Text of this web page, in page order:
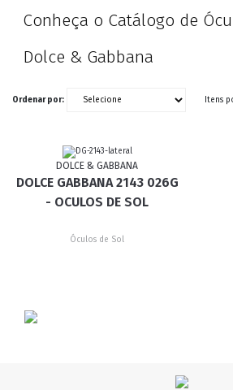
Conheça o Catálogo de
Dolce & Gabbana
Ordenar por: Itens
DOLCE & GABBANA
DOLCE GABBANA 2143 026G
- OCULOS DE SOL
Óculos de Sol